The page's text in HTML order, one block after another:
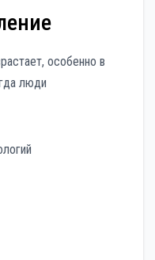
особенно в
люди